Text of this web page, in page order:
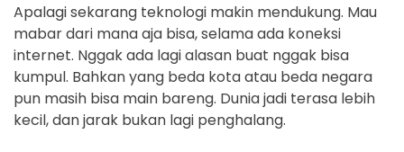
Apalagi sekarang teknologi makin mendukung. Mau
mabar dari mana aja bisa, selama ada koneksi
internet. Nggak ada lagi alasan buat nggak bisa
kumpul. Bahkan yang beda kota atau beda negara
pun masih bisa main bareng. Dunia jadi terasa lebih
kecil, dan jarak bukan lagi penghalang.